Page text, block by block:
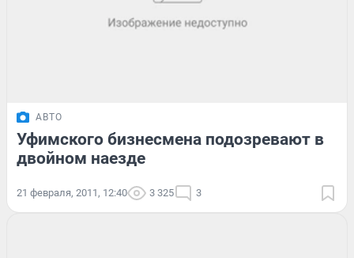
АВТО
Уфимского бизнесмена подозревают в
двойном наезде
21 февраля, 2011, 12:40 3 325 3